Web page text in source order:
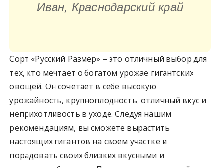
Иван, Краснодарский край
Сорт «Русский Размер» – это отличный выбор для
тех, кто мечтает о богатом урожае гигантских
овощей. Он сочетает в себе высокую
урожайность, крупноплодность, отличный вкус и
неприхотливость в уходе. Следуя нашим
рекомендациям, вы сможете вырастить
настоящих гигантов на своем участке и
порадовать своих близких вкусными и